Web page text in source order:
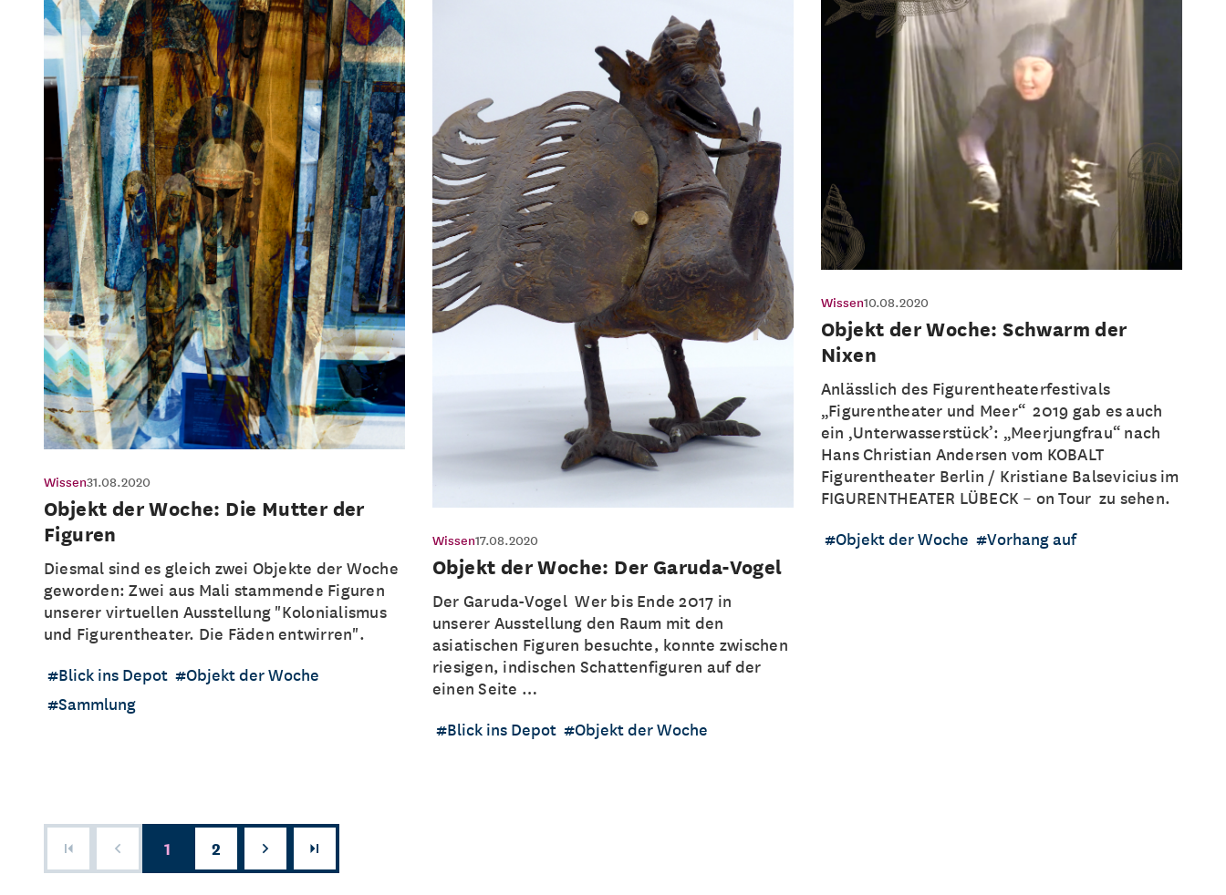
Wissen31.08.2020
Objekt der Woche: Die Mutter der
Figuren
Diesmal sind es gleich zwei Objekte der Woche
geworden: Zwei aus Mali stammende Figuren
unserer virtuellen Ausstellung "Kolonialismus
und Figurentheater. Die Fäden entwirren".
Blick ins Depot
Objekt der Woche
Sammlung
Wissen17.08.2020
Objekt der Woche: Der Garuda-Vogel
Der Garuda-Vogel Wer bis Ende 2017 in
unserer Ausstellung den Raum mit den
asiatischen Figuren besuchte, konnte zwischen
riesigen, indischen Schattenfiguren auf der
einen Seite …
Blick ins Depot
Objekt der Woche
Wissen10.08.2020
Objekt der Woche: Schwarm der
Nixen
Anlässlich des Figurentheaterfestivals
„Figurentheater und Meer“ 2019 gab es auch
ein ‚Unterwasserstück’: „Meerjungfrau“ nach
Hans Christian Andersen vom KOBALT
Figurentheater Berlin / Kristiane Balsevicius im
FIGURENTHEATER LÜBECK – on Tour zu sehen.
Objekt der Woche
Vorhang auf
1 2